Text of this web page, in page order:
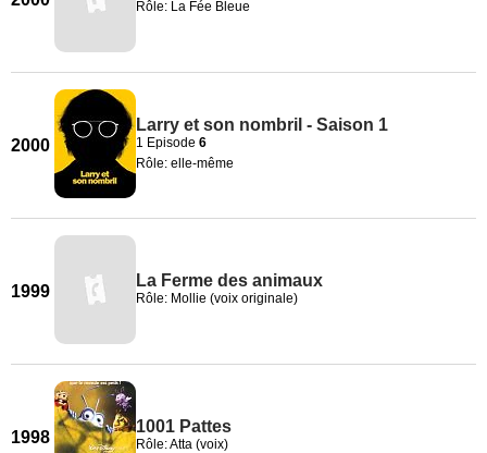
Rôle: La Fée Bleue
2000
Larry et son nombril - Saison 1
1 Episode 6
Rôle: elle-même
1999
La Ferme des animaux
Rôle: Mollie (voix originale)
1998
1001 Pattes
Rôle: Atta (voix)